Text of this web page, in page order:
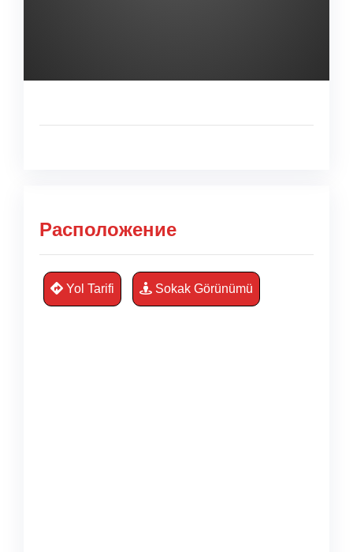
Расположение
Yol Tarifi Sokak Görünümü